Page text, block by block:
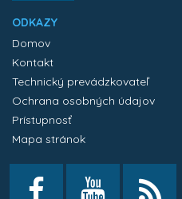
ODKAZY
Domov
Kontakt
Technický prevádzkovateľ
Ochrana osobných údajov
Prístupnosť
Mapa stránok